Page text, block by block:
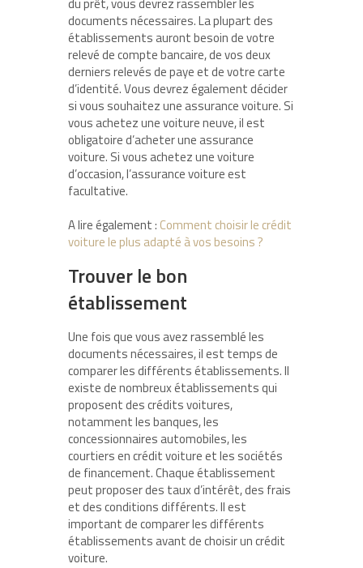
documents nécessaires. La plupart des
établissements auront besoin de votre
relevé de compte bancaire, de vos deux
derniers relevés de paye et de votre carte
d’identité. Vous devrez également décider
si vous souhaitez une assurance voiture. Si
vous achetez une voiture neuve, il est
obligatoire d’acheter une assurance
voiture. Si vous achetez une voiture
d’occasion, l’assurance voiture est
facultative.
A lire également : Comment choisir le crédit
voiture le plus adapté à vos besoins ?
Trouver le bon
établissement
Une fois que vous avez rassemblé les
documents nécessaires, il est temps de
comparer les différents établissements. Il
existe de nombreux établissements qui
proposent des crédits voitures,
notamment les banques, les
concessionnaires automobiles, les
courtiers en crédit voiture et les sociétés
de financement. Chaque établissement
peut proposer des taux d’intérêt, des frais
et des conditions différents. Il est
important de comparer les différents
établissements avant de choisir un crédit
voiture.